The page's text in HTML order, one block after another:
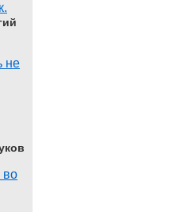
не
во